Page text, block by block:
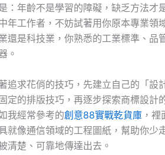
：年齡不是學習的障礙，缺乏方法才
年工作者，不妨試著用你原本專業領
還是科技業，你熟悉的工業標準、品
。
追求花俏的技巧，先建立自己的「設
定的排版技巧，再逐步探索商標設計
我經常參考的創意88實戰乾貨庫 ，
就像通信領域的工程圖紙，幫助你少
楚、可靠地傳達出去。